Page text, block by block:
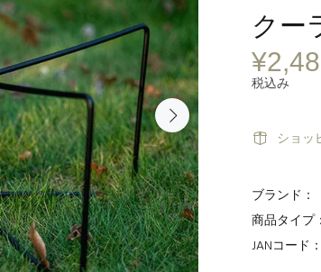
クー
税込み
ショッ
ブランド：
商品タイプ：
JANコード：